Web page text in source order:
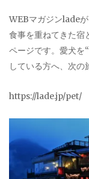
WEBマガジンladeが
食事を重ねてきた宿
ページです。愛犬を
している方へ、次の
https://lade.jp/pet/